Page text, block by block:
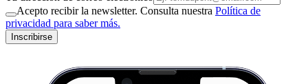
Acepto recibir la newsletter. Consulta nuestra Política de
privacidad para saber más.
Inscribirse